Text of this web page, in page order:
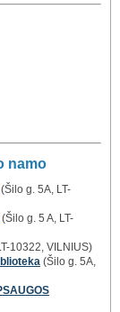
namo
(Šilo g. 5A, LT-
(Šilo g. 5 A, LT-
10322, VILNIUS)
(Šilo g. 5A,